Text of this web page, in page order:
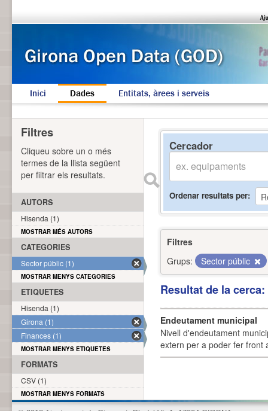
Inici Dades Entitats, àrees i serveis
Cercador
Ordenar resultats per
Filtres
Grups:
Sector públic
Resultat de la
Endeutament municipal
Nivell d'endeutament
extern per a poder fer front
Filtres
Cliqueu sobre un o més
termes de la llista següent
per filtrar els resultats.
AUTORS
Hisenda (1)
MOSTRAR MÉS AUTORS
CATEGORIES
Sector públic (1)
MOSTRAR MENYS CATEGORIES
ETIQUETES
Hisenda (1)
Girona (1)
Finances (1)
MOSTRAR MENYS ETIQUETES
FORMATS
CSV (1)
MOSTRAR MENYS FORMATS